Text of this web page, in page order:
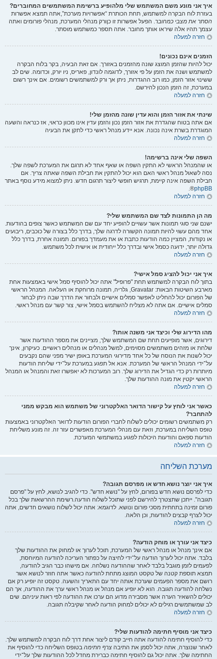
איך אני מונע משם המשתמש שלי מלהופיע ברשימת המשתמשים המחוברים?
בעזרת לוח הבקרה למשתמש, תחת הכותרת “אפשרויות מערכת”,אתה תמצא אפשרות
הסתר את מצבי כמחובר. הפעל אפשרות זו כןורק מנהלי המערכת, מנהלי פורומים ואתה
עצמך תהיו אלה שיראו אותך מחובר. אתה תספר כמשתמש מוסתר.
חזרה למעלה
הזמנים אינם נכונים!
יכול להיות שהזמן המוצג שונה מהזמנים באזורך. אם זאת הבעיה, בקר בלוח הבקרה
למשתמש ושנה את הזמן על פי אזורך, לדוגמה לונדון, פאריס, ניו יורק, וכדומה. שים לב
ששינוי אזור הזמן, כמו רוב ההגדרות, ניתן אך ורק למשתמשים רשומים. אם אינך רשום
במערכת, זה הזמן הנכון להירשם.
חזרה למעלה
שינתי את אזור הזמן והוא עדין שונה מהזמן שלי!
אם אתה בטוח שהגדרת את אזור הזמן נכון והזמן עדין אינו מכוון כראוי, אז כנראה והשעה
המוגדרת בשרת אינה נכונה. אנא יידע מנהל ראשי כדי לתקן את הבעיה
חזרה למעלה
השפה שלי אינה ברשימה!
או שהמנהל הראשי לא התקין השפה או שאף אחד לא תרגם את המערכת לשפה שלך.
נסה לשאול מנהל ראשי האם הוא יכול להתקין את חבילת השפה שאתה צריך. אם
חבילת השפה אינה קיימת, תרגיש חופשי ליצור תרגום חדש. ניתן למצוא מידע נוסף באתר
phpBB
®.
חזרה למעלה
מה הן התמונות לצד שם המשתמש שלי?
ישנם שני סוגי תמונות אשר עשויים להופיע יחד עם שם המשתמש כאשר צופים בהודעות.
אחד מהם עשוי להיות תמונה הקשורה לדרגה שלך, בדרך כלל בצורה של כוכבים, ריבועים
או נקודות, המציין כמה הודעות כתבת או את מעמדך בפורום. תמונה אחרת, בדרך כלל
גדולה יותר, ידועה כסמל אישי ובדרך כלל ייחודית או אישית לכל משתמש.
חזרה למעלה
איך אני יכול להציג סמל אישי?
בתוך לוח הבקרה למשתמש תחת "פרופיל" אתה יכול להוסיף סמל אישי באמצעות אחת
מארבע השיטות הבאות: Gravatar, גלריה, תמונה מרוחקת או העלאה. המנהל הראשי
של הפורום יכול להחליט לאפשר סמלים אישיים ולבחור את הדרך שבה ניתן לבחור
סמלים אישיים. אם אתה לא מצליח להשתמש בסמל אישי, צור קשר עם מנהל ראשי.
חזרה למעלה
מהו הדירוג שלי וכיצד אני משנה אותו?
דירוגים, אשר מופיעים תחת שם המשתמש שלך, מציינים את מספר ההודעות אשר
שלחת או מזהים משתמשים מסוימים, למשל מנהלים או מנהלים ראשיים. כעיקרון, אינך
יכול לשנות את הנוסח של כל אחד מדירוגי המערכת באופן ישיר מפני שהם נקבעים
על־ידי המנהל הראשי של המערכת. אנא אל תפגע במערכת על־ידי שליחת הודעות
מיותרות רק כדי הגדיל את הדירוג שלך. רוב המערכות לא יאפשרו זאת והמנהל או המנהל
הראשי יקטין את מונה ההודעות שלך.
חזרה למעלה
כאשר אני לוחץ על קישור הדואר האלקטרוני של משתמש הוא מבקש ממני
להתחבר?
רק משתמשים רשומים יכולים לשלוח לחברי הפורום הודעות לדואר האלקטרוני באמצעות
טופס השליחה במערכת, וזאת עם מנהלי המערכת מאפשרים עזר זה. זה מונע משליחת
הודעות ספאם והודעות היכולות לפגוע במשתמשי המערכת.
חזרה למעלה
מערכת השליחה
איך אני יוצר נושא חדש או מפרסם תגובה?
כדי לפרסם נושא חדש בפורום, לחץ על "נושא חדש". כדי להגיב לנושא, לחץ על "פרסם
תגובה". ייתכן שתצטרך להירשם לפני שתוכל לשלוח הודעה.רשימת ההרשאות שלך בכל
פורום זמינה בתחתית מסכי פורום ונושא. לדוגמא: אתה יכול לשלוח נושאים חדשים, אתה
יכול לצרף קבצים להודעות, וכן הלאה.
חזרה למעלה
כיצד אני עורך או מוחק הודעה?
אם אינך מנהל או מנהל ראשי של המערכת, תוכל לערוך או למחוק את ההודעות שלך
בלבד. אתה יכול לערוך הודעה על־ידי לחיצה על כפתור העריכה להודעה המיוחסת,
לפעמים לזמן מוגבל בלבד לאחר שההודעה נשלחה. אם מישהו כבר הגיב להודעה,
תמצא תוספת קטנה של טקסט המוצג מתחת להודעה כאשר אתה חוזר לנושא אשר
רושם את מספר הפעמים שערכת אותה יחד עם התאריך והשעה. טקסט זה יופיע רק אם
נשלחה להודעה תגובה. הוא לא יופיע אם מנהל או מנהל ראשי ערך את ההודעה, אך הם
יכולים להשאיר הערה אשר מסבירה מדוע הם ערכו את ההודעה לפי ראות עיניהם. שים
לב שמשתמשים רגילים לא יכולים למחוק הודעה לאחר שקיבלה תגובה.
חזרה למעלה
כיצד אני מוסיף חתימה להודעות שלי?
כדי להוסיף חתימה להודעה אתה חייב קודם ליצור אחת דרך לוח הבקרה למשתמש שלך.
לאחר שנוצרה, אתה יכול לסמן את התיבה צרף חתימה בטופס השליחה כדי להוסיף את
החתימה שלך. אתה יכול גם להוסיף חתימה כברירת מחדל לכל ההודעות שלך על־ידי